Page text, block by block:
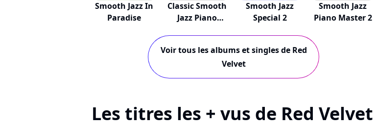
Smooth Jazz In
Paradise
Classic Smooth
Jazz Piano
Smooth Jazz
Special 2
Smooth Jazz
Piano Master 2
Voir tous les albums et singles de Red
Velvet
Les titres les + vus de Red Velvet